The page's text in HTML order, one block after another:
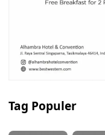
Tag Populer